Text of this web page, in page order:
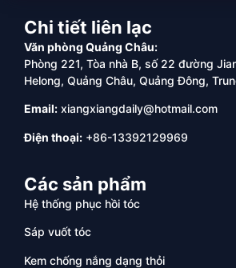
Chi tiết liên lạc
Văn phòng Quảng Châu:
Phòng 221, Tòa nhà B, số 22 đường
Helong, Quảng Châu, Quảng Đông,
Email: xiangxiangdaily@hotmail.com
Điện thoại: +86-13392129969
Các sản phẩm
Hệ thống phục hồi tóc
Sáp vuốt tóc
Kem chống nắng dạng thỏi